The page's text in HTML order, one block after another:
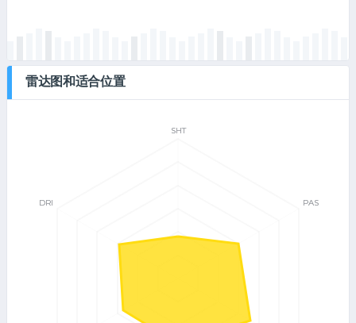
雷达图和适合位置